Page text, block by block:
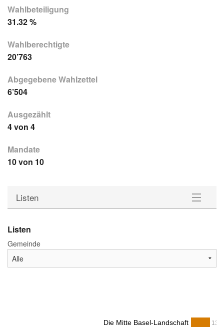
Wahlbeteiligung
31.32 %
Wahlberechtigte
20’763
Abgegebene Wahlzettel
6’504
Ausgezählt
4 von 4
Mandate
10 von 10
Listen
Kandidierende
Parteien
Listen
Gemeinde
Die Mitte Basel-Landschaft